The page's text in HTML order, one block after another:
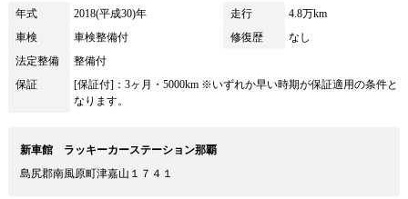
年式 2018(平成30)年 走行
4.8万km
車検
車検整備付 修復歴
なし
法定整備
整備付
保証
[保証付]：3ヶ月・5000km ※いずれか早い時期が保証適用の条件と
なります。
新車館 ラッキーカーステーション那覇
島尻郡南風原町津嘉山１７４１